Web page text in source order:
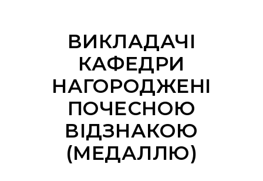
ВИКЛАДАЧІ
КАФЕДРИ
НАГОРОДЖЕНІ
ПОЧЕСНОЮ
ВІДЗНАКОЮ
(МЕДАЛЛЮ)